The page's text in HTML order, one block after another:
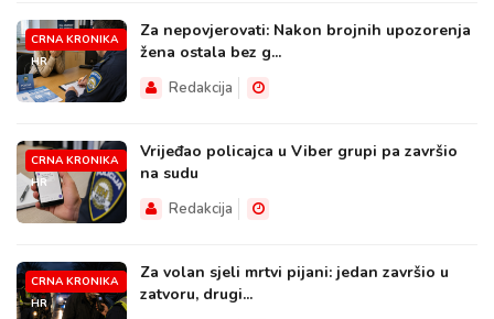
CRNA KRONIKA
HR
Za nepovjerovati: Nakon brojnih upozorenja
žena ostala bez g...
Redakcija
CRNA KRONIKA
HR
Vrijeđao policajca u Viber grupi pa završio
na sudu
Redakcija
CRNA KRONIKA
HR
Za volan sjeli mrtvi pijani: jedan završio u
zatvoru, drugi...